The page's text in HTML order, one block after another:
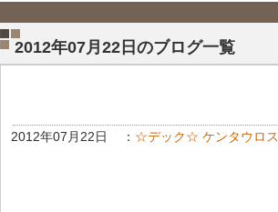
2012年07月22日のブログ一覧
2012年07月22日 ： ☆デック☆ ケンタウロス